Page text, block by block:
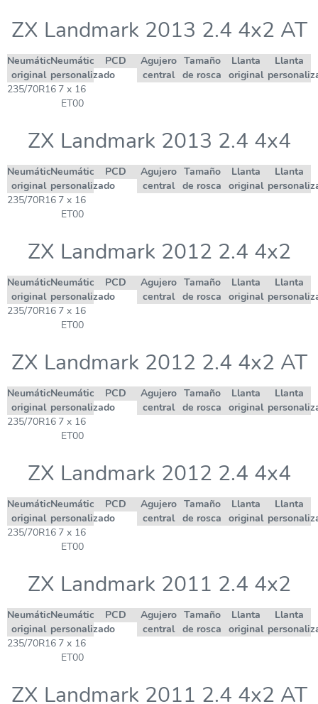
ZX Landmark 2013 2.4 4x2 AT
Neumático
original
Neumático
personalizado
PCD
Agujero
central
Tamaño
de rosca
Llanta
original
Llanta
235/70R16 7 x 16
ET00
ZX Landmark 2013 2.4 4x4
Neumático
original
Neumático
personalizado
PCD
Agujero
central
Tamaño
de rosca
Llanta
original
Llanta
235/70R16 7 x 16
ET00
ZX Landmark 2012 2.4 4x2
Neumático
original
Neumático
personalizado
PCD
Agujero
central
Tamaño
de rosca
Llanta
original
Llanta
235/70R16 7 x 16
ET00
ZX Landmark 2012 2.4 4x2 AT
Neumático
original
Neumático
personalizado
PCD
Agujero
central
Tamaño
de rosca
Llanta
original
Llanta
235/70R16 7 x 16
ET00
ZX Landmark 2012 2.4 4x4
Neumático
original
Neumático
personalizado
PCD
Agujero
central
Tamaño
de rosca
Llanta
original
Llanta
235/70R16 7 x 16
ET00
ZX Landmark 2011 2.4 4x2
Neumático
original
Neumático
personalizado
PCD
Agujero
central
Tamaño
de rosca
Llanta
original
Llanta
235/70R16 7 x 16
ET00
ZX Landmark 2011 2.4 4x2 AT